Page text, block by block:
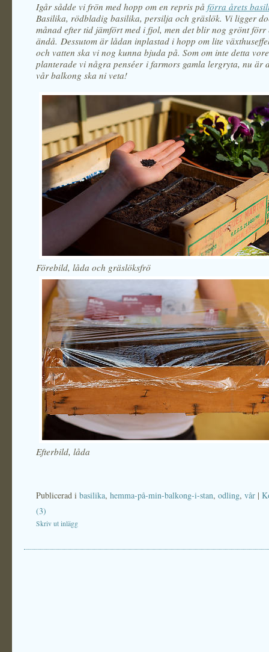
Igår sådde vi frön med hopp om en repris på förra årets
Basilika, rödbladig basilika, persilja och gräslök. Vi ligger
månad efter tid jämfört med i fjol, men det blir nog grönt förr
ändå. Dessutom är lådan inplastad i hopp om lite
och vatten ska vi nog kunna bjuda på. Som om inte detta
planterade vi några penséer i farmors gamla lergryta, nu är
vår balkong ska ni veta!
Förebild, låda och gräslöksfrö
Efterbild, låda
Publicerad i basilika, hemma-på-min-balkong-i-stan, odling, vår |
(3)
Skriv ut inlägg